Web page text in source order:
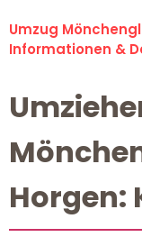
Umzug
Informationen &
Horgen: